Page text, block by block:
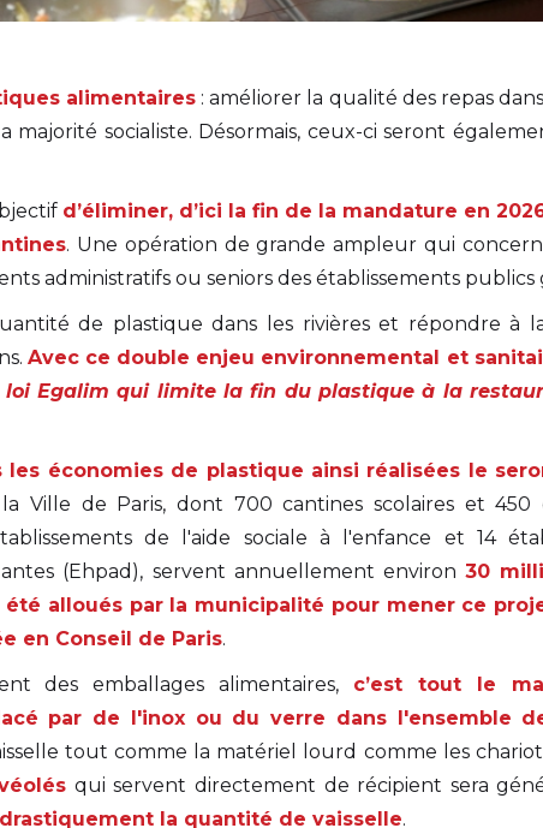
alimentaires : améliorer la qualité des repas
majorité socialiste. Désormais, ceux-ci seront
d’éliminer, d’ici la fin de la mandature en
. Une opération de grande ampleur qui
administratifs ou seniors des établissements publics
de plastique dans les rivières et répondre à
Avec ce double enjeu environnemental et
Egalim qui limite la fin du plastique à la
les économies de plastique ainsi réalisées le
Ville de Paris, dont 700 cantines scolaires et 450
de l'aide sociale à l'enfance et 14
(Ehpad), servent annuellement environ 30
alloués par la municipalité pour mener ce
en Conseil de Paris.
des emballages alimentaires, c’est tout le
par de l'inox ou du verre dans l'ensemble
tout comme la matériel lourd comme les
qui servent directement de récipient sera
la quantité de vaisselle.